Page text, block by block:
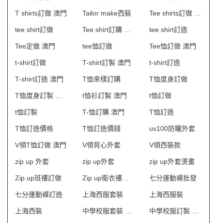
T shirts訂做 澳門 Tailor make西裝
tee shirt訂做 tee shirt訂造
Tee定做 澳門 tee恤訂做 Tee恤訂做 澳門
t-shirt訂做 T-shirt訂製 澳門 t-shirt訂造
T-shirt訂造 澳門 T恤來樣訂購 T恤度身訂做
t恤衫訂製 澳門 t恤訂做
t恤訂製 T-恤訂購 澳門 T恤訂造
T恤訂造價格 T恤訂造價錢 uv100防曬外套
V領T恤訂做 澳門 V領背心外套 V領西裝款
zip up 外套 zip up外套 zip up外套燙畫
Zip up班褸訂做 Zip up衛衣褸訂造 七分運動褲批發
七分運動褲訂造 上海西服套裝 上海西服裝
上海西裝